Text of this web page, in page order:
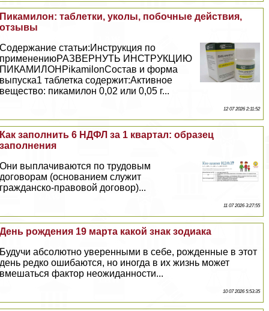
Пикамилон: таблетки, уколы, побочные действия,
отзывы
Содержание статьи:Инструкция по
применениюРАЗВЕРНУТЬ ИНСТРУКЦИЮ
ПИКАМИЛОНPikamilonСостав и форма
выпуска1 таблетка содержит:Активное
вещество: пикамилон 0,02 или 0,05 г...
12 07 2026 2:11:52
Как заполнить 6 НДФЛ за 1 квартал: образец
заполнения
Они выплачиваются по трудовым
договорам (основанием служит
гражданско-правовой договор)...
11 07 2026 3:27:55
День рождения 19 марта какой знак зодиака
Будучи абсолютно уверенными в себе, рожденные в этот
день редко ошибаются, но иногда в их жизнь может
вмешаться фактор неожиданности...
10 07 2026 5:53:35